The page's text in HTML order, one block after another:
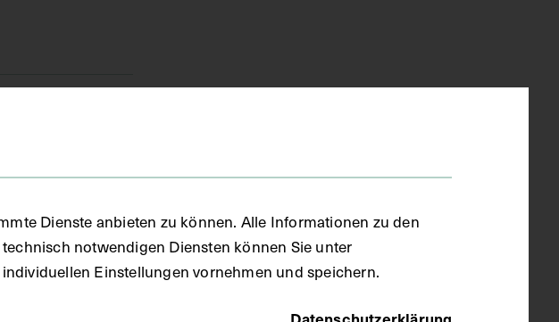
Dienste anbieten zu können. Alle Informationen zu den
notwendigen Diensten können Sie unter
Einstellungen vornehmen und speichern.